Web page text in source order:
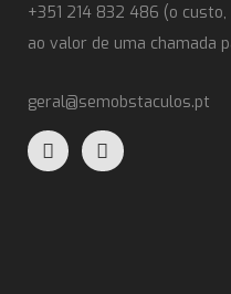
+351 214 832 486 (o
ao valor de uma chamada
geral@semobstaculos.pt